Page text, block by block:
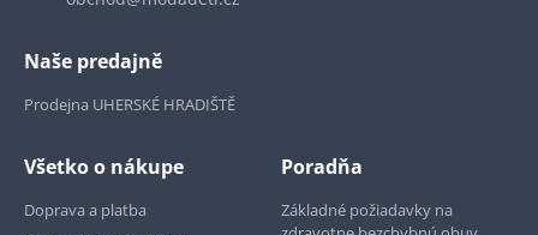
Naše predajně
Prodejna UHERSKÉ HRADIŠTĚ
Všetko o nákupe
Doprava a platba
Poradňa
Základné požiadavky na